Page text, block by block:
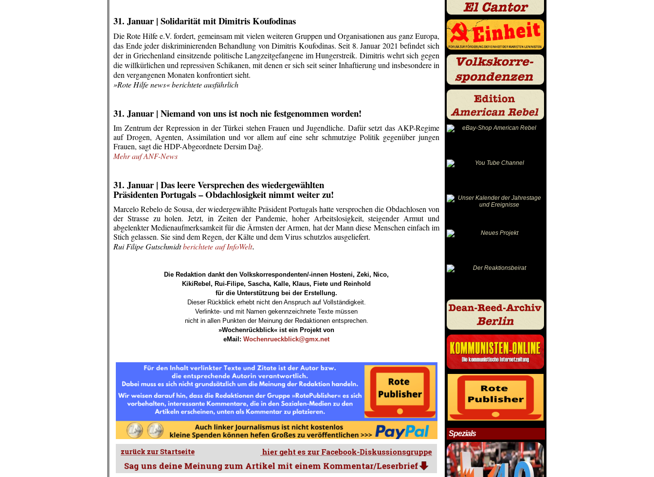
31. Januar | Solidarität mit Dimitris Koufodinas
Die Rote Hilfe e.V. fordert, gemeinsam mit vielen weiteren Gruppen und Organisationen aus ganz Europa,
das Ende jeder diskriminierenden Behandlung von Dimitris Koufodinas. Seit 8. Januar 2021 befindet sich
der in Griechenland einsitzende politische Langzeitgefangene im Hungerstreik. Dimitris wehrt sich gegen
die willkürlichen und repressiven Schikanen, mit denen er sich seit seiner Inhaftierung und insbesondere in
den vergangenen Monaten konfrontiert sieht.
»Rote Hilfe news« berichtete ausführlich
31. Januar | Niemand von uns ist noch nie festgenommen worden!
Im Zentrum der Repression in der Türkei stehen Frauen und Jugendliche. Dafür setzt das AKP-Regime
auf Drogen, Agenten, Assimilation und vor allem auf eine sehr schmutzige Politik gegenüber jungen
Frauen, sagt die HDP-Abgeordnete Dersim Dağ.
Mehr auf ANF-News
31. Januar | Das leere Versprechen des wiedergewählten
Präsidenten Portugals – Obdachlosigkeit nimmt weiter zu!
Marcelo Rebelo de Sousa, der wiedergewählte Präsident Portugals hatte versprochen die Obdachlosen von
der Strasse zu holen. Jetzt, in Zeiten der Pandemie, hoher Arbeitslosigkeit, steigender Armut und
abgelenkter Medienaufmerksamkeit für die Ärmsten der Armen, hat der Mann diese Menschen einfach im
Stich gelassen. Sie sind dem Regen, der Kälte und dem Virus schutzlos ausgeliefert.
Rui Filipe Gutschmidtberichtete auf InfoWelt.
Die Redaktion dankt den Volkskorrespondenten/-innen Hosteni, Zeki, Nico,
KikiRebel, Rui-Filipe, Sascha, Kalle, Klaus, Fiete und Reinhold
für die Unterstützung bei der Erstellung.
Dieser Rückblick erhebt nicht den Anspruch auf Vollständigkeit.
Verlinkte- und mit Namen gekennzeichnete Texte müssen
nicht in allen Punkten der Meinung der Redaktionen entsprechen.
»Wochenrückblick« ist ein Projekt von
eMail: Wochenrueckblick@gmx.net
Spezials